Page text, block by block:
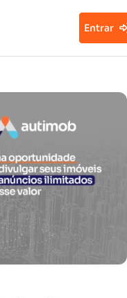
Entrar